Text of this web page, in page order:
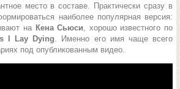
место в составе. Практически сразу в
наиболее популярная версия:
на Кена Сьюси, хорошо известного по
I Lay Dying. Именно его имя чаще всего
под опубликованным видео.